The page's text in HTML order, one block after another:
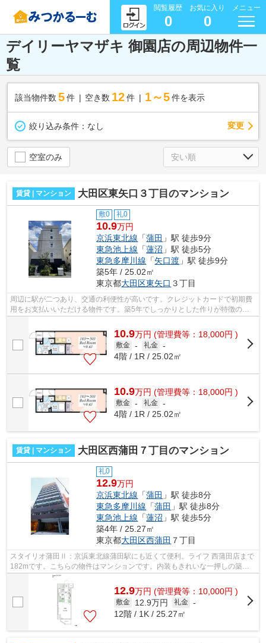
閲覧履歴
0
お気に入り
0
メニュー
デイリーヤマザキ 御園店の周辺物件一
覧
該当物件数 5件 空き数 12 件 1～5 件を表示
絞り込み条件： なし 変更
空室のみ
賃貸 | マンション 大田区東矢口３丁目のマンション
敷0 礼0
10.9万円
京浜東北線 「蒲田 」駅 徒歩9分
東急池上線 「蓮沼 」駅 徒歩5分
東急多摩川線 「矢口渡 」駅 徒歩9分
築5年 / 25.02㎡
東京都大田区東矢口 ３丁目
周辺に駅が二つあり、交通の利便性が高いです。クレジットカードで初期費
用をお支払いいただける物件です。築5年でしっかりとした作りが特徴の物
10.9万円 (管理費等：18,000円 )
敷金 - 礼金 -
4階 / 1R / 25.02㎡
10.9万円 (管理費等：18,000円 )
敷金 - 礼金 -
4階 / 1R / 25.02㎡
賃貸 | マンション 大田区西蒲田７丁目のマンション
礼0
12.9万円
京浜東北線 「蒲田 」駅 徒歩8分
東急多摩川線 「蒲田 」駅 徒歩8分
東急池上線 「蓮沼 」駅 徒歩5分
築4年 / 25.27㎡
東京都大田区西蒲田 ７丁目
スタイリオ蒲田Ⅱ：京浜東北線蒲田駅にも近くて便利。ライフ 西蒲田店まで
182mです。こちらの物件はマンションです。内装もきれいな一押しの築浅
物件です。きれい好きな方、古い物件は...
12.9万円 (管理費等：10,000円 )
敷金 12.9万円 礼金 -
12階 / 1K / 25.27㎡